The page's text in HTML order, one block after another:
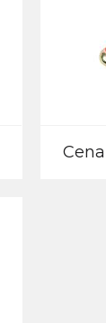
Cena